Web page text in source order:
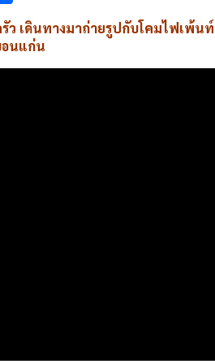
เดินทางมาถ่ายรูปกับโคมไฟเพ้น
อนแก่น